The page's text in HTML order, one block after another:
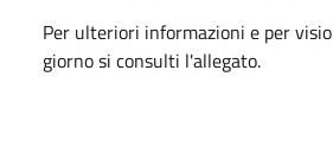
Per ulteriori informazioni e per
giorno si consulti l'allegato.